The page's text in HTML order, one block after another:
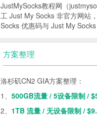
JustMySocks教程网（
工 Just My Socks 非官方网站
Socks 优惠码与 Just My Socks
方案整理
洛杉矶CN2 GIA方案整理：
1、 500GB流量 / 5设备限制 /
2、 1TB 流量 / 无设备限制 /